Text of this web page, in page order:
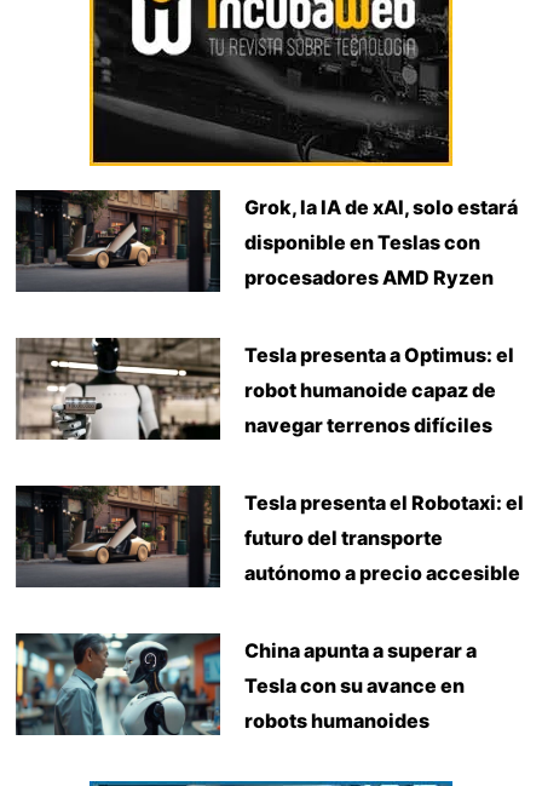
Grok, la IA de xAI, solo estará
disponible en Teslas con
procesadores AMD Ryzen
Tesla presenta a Optimus: el
robot humanoide capaz de
navegar terrenos difíciles
Tesla presenta el Robotaxi: el
futuro del transporte
autónomo a precio accesible
China apunta a superar a
Tesla con su avance en
robots humanoides